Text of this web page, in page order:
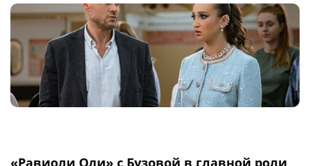
«Равиоли Оли» с Бузовой в главной роли